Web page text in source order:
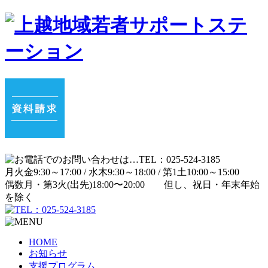
月 火金9:30～17:00 / 水木9:30～18:00 /第1土10:00～15:00
偶数月・第3火(出先)18:00〜20:00 但し、祝日・年末年始
を除く
HOME
お知らせ
支援プログラム